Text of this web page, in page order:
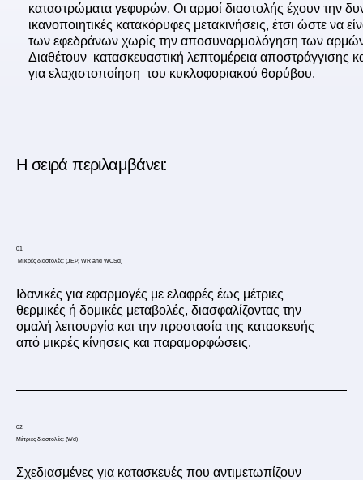
Η σειρά περιλαμβάνει:
01
Μικρές διαστολές: (JEP, WR and WOSd)
Ιδανικές για εφαρμογές με ελαφρές έως μέτριες
θερμικές ή δομικές μεταβολές, διασφαλίζοντας την
ομαλή λειτουργία και την προστασία της κατασκευής
από μικρές κίνησεις και παραμορφώσεις.
02
Μέτριες διαστολές: (Wd)
Σχεδιασμένες για κατασκευές που αντιμετωπίζουν
καταστρώματα γεφυρών. Οι αρμοί διαστολής έχουν την
ικανοποιητικές κατακόρυφες μετακινήσεις, έτσι ώστε να
των εφεδράνων χωρίς την αποσυναρμολόγηση των
Διαθέτουν κατασκευαστική λεπτομέρεια αποστράγγισης
για ελαχιστοποίηση του κυκλοφοριακού θορύβου.